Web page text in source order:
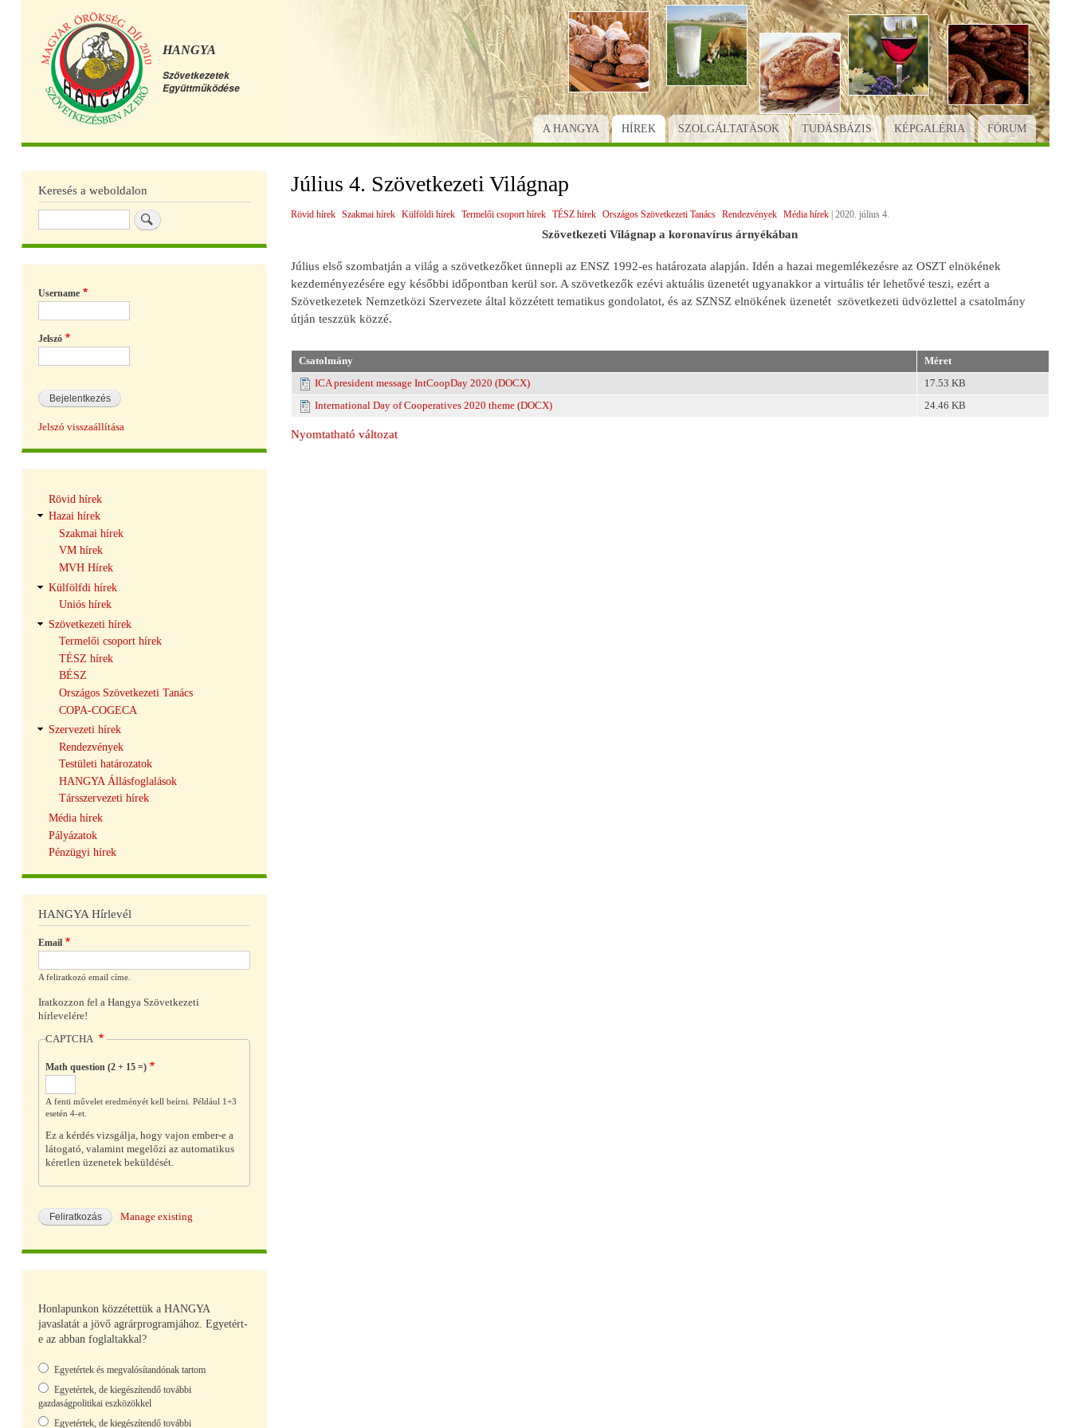
Ugrás
a
tartalomra
HANGYA
Szövetkezetek
Együttműködése
Főmenü
A HANGYA HÍREK SZOLGÁLTATÁSOK TUDÁSBÁZIS KÉPGALÉRIA FÓRUM
Július 4. Szövetkezeti Világnap
Rövid hírek Szakmai hírek Külföldi hírek Termelői csoport hírek TÉSZ hírek Országos Szövetkezeti Tanács Rendezvények Média hírek 2020. július 4.
Szövetkezeti Világnap a koronavírus árnyékában
Július első szombatján a világ a szövetkezőket ünnepli az ENSZ 1992-es határozata alapján. Idén a hazai megemlékezésre az OSZT elnökének
kezdeményezésére egy későbbi időpontban kerül sor. A szövetkezők ezévi aktuális üzenetét ugyanakkor a virtuális tér lehetővé teszi, ezért a
Szövetkezetek Nemzetközi Szervezete által közzétett tematikus gondolatot, és az SZNSZ elnökének üzenetét szövetkezeti üdvözlettel a csatolmány
útján teszzük közzé.
Csatolmány
Méret
ICA president message IntCoopDay 2020 (DOCX)
17.53 KB
International Day of Cooperatives 2020 theme (DOCX)
24.46 KB
Nyomtatható változat
Keresés a weboldalon
Username
Jelszó
Jelszó visszaállítása
navigáció
Rövid hírek
Hazai hírek
Szakmai hírek
VM hírek
MVH Hírek
Külfölfdi hírek
Uniós hírek
Szövetkezeti hírek
Termelői csoport hírek
TÉSZ hírek
BÉSZ
Országos Szövetkezeti Tanács
COPA-COGECA
Szervezeti hírek
Rendezvények
Testületi határozatok
HANGYA Állásfoglalások
Társszervezeti hírek
Média hírek
Pályázatok
Pénzügyi hírek
HANGYA Hírlevél
Email
A feliratkozó email címe.
Iratkozzon fel a Hangya Szövetkezeti
hírlevelére!
CAPTCHA
Math question (2 + 15 =)
A fenti művelet eredményét kell beírni. Például 1+3
esetén 4-et.
Ez a kérdés vizsgálja, hogy vajon ember-e a
látogató, valamint megelőzi az automatikus
kéretlen üzenetek beküldését.
Manage existing
Honlapunkon közzétettük a HANGYA
javaslatát a jövő agrárprogramjához. Egyetért-
e az abban foglaltakkal?
Választások
Egyetértek és megvalósítandónak tartom
Egyetértek, de kiegészítendő további
gazdaságpolitikai eszközökkel
Egyetértek, de kiegészítendő további